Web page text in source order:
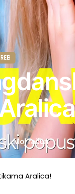
Moj račun
Aralica!